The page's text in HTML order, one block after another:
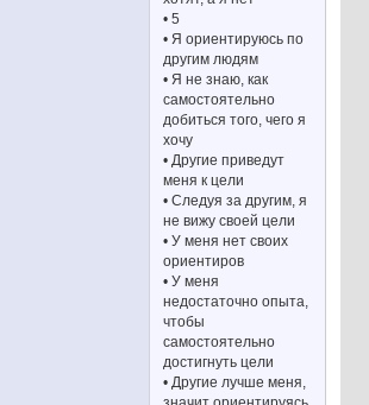
• 5
• Я ориентируюсь по
другим людям
• Я не знаю, как
самостоятельно
добиться того, чего я
хочу
• Другие приведут
меня к цели
• Следуя за другим, я
не вижу своей цели
• У меня нет своих
ориентиров
• У меня
недостаточно опыта,
чтобы
самостоятельно
достигнуть цели
• Другие лучше меня,